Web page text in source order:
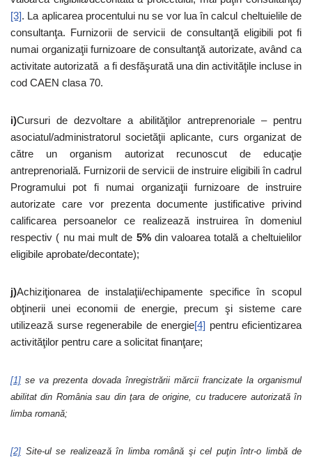
[3]. La aplicarea procentului nu se vor lua în calcul cheltuielile de
consultanţa. Furnizorii de servicii de consultanţă eligibili pot fi
numai organizaţii furnizoare de consultanţă autorizate, având ca
activitate autorizată a fi desfăşurată una din activităţile incluse in
cod CAEN clasa 70.
i)Cursuri de dezvoltare a abilităţilor antreprenoriale – pentru
asociatul/administratorul societăţii aplicante, curs organizat de
către un organism autorizat recunoscut de educaţie
antreprenorială. Furnizorii de servicii de instruire eligibili în cadrul
Programului pot fi numai organizaţii furnizoare de instruire
autorizate care vor prezenta documente justificative privind
calificarea persoanelor ce realizează instruirea în domeniul
respectiv ( nu mai mult de 5%din valoarea totală a cheltuielilor
eligibile aprobate/decontate);
j)Achiziţionarea de instalaţii/echipamente specifice în scopul
obţinerii unei economii de energie, precum şi sisteme care
utilizează surse regenerabile de energie[4] pentru eficientizarea
activităţilor pentru care a solicitat finanţare;
[1] se va prezenta dovada înregistrării mărcii francizate la organismul
abilitat din România sau din ţara de origine, cu traducere autorizată în
limba romană;
[2] Site-ul se realizează în limba română şi cel puţin într-o limbă de